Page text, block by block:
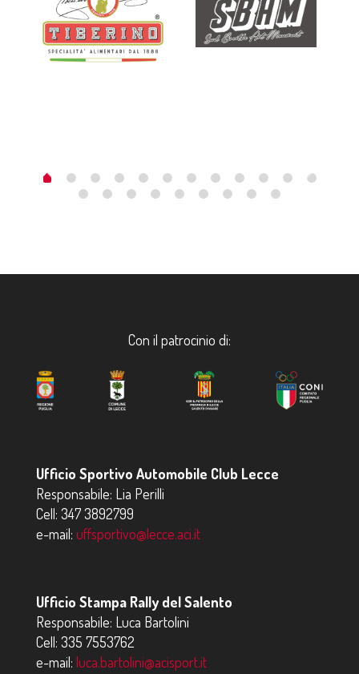
Con il patrocinio di:
Ufficio Sportivo Automobile Club Lecce
Responsabile: Lia Perilli
Cell: 347 3892799
e-mail: uffsportivo@lecce.aci.it
Ufficio Stampa Rally del Salento
Responsabile: Luca Bartolini
Cell: 335 7553762
e-mail: luca.bartolini@acisport.it